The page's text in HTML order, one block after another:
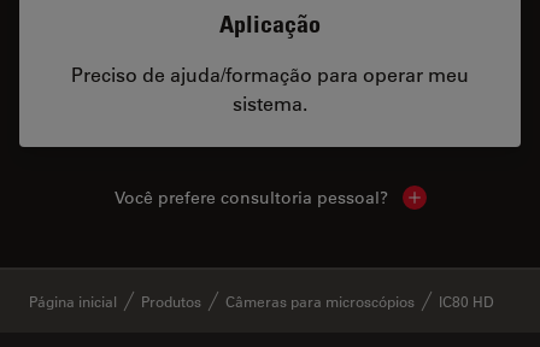
Aplicação
Preciso de ajuda/formação para operar meu
sistema.
Você prefere consultoria pessoal? Show local
Página inicial Produtos Câmeras para microscópios IC80 HD